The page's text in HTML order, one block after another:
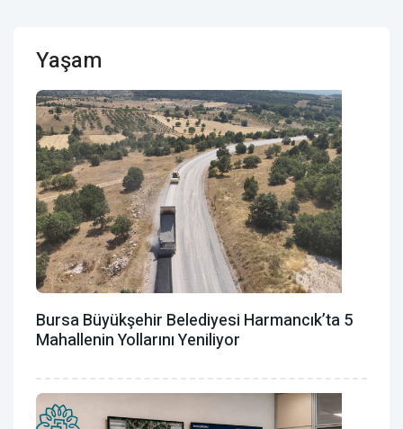
Yaşam
Bursa Büyükşehir Belediyesi Harmancık’ta 5
Mahallenin Yollarını Yeniliyor